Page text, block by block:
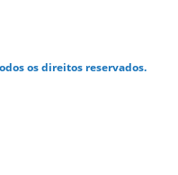
os direitos reservados.